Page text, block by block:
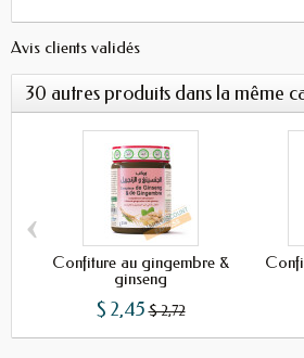
Avis clients validés
30 autres produits dans la même
Confiture au gingembre &
ginseng
$ 2,45 $ 2,72
‹